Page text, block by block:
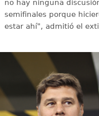
no hay ninguna
semifinales porque
estar ahí", admitió el